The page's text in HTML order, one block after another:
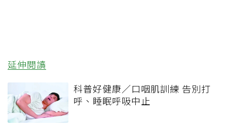
延伸閱讀
科普好健康／口咽肌訓練 告別打
呼、睡眠呼吸中止